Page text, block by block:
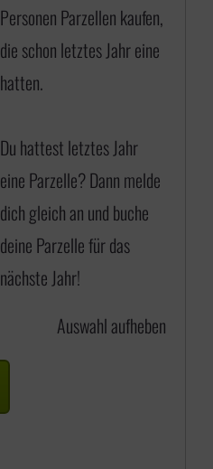
Personen Parzellen kaufen,
die schon letztes Jahr eine
hatten.
Du hattest letztes Jahr
eine Parzelle? Dann melde
dich gleich an und buche
deine Parzelle für das
nächste Jahr!
Auswahl aufheben